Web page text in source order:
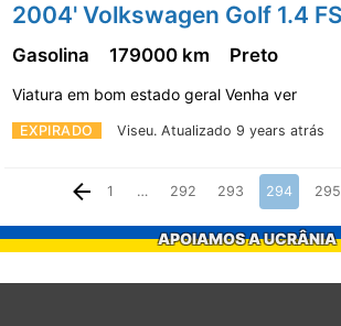
EXPIRADO Viseu. Atualizado 9 years atrás
Gasolina 179000 km Preto
Viatura em bom estado geral Venha ver
1 … 292 293 294 295
APOIAMOS A UCRÂNIA